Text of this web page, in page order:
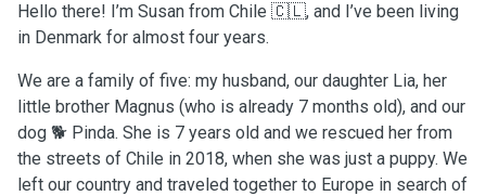
Hello there! I’m Susan from Chile 🇨🇱, and I’ve been living
in Denmark for almost four years.
We are a family of five: my husband, our daughter Lia, her
little brother Magnus (who is already 7 months old), and our
dog 🐕 Pinda. She is 7 years old and we rescued her from
the streets of Chile in 2018, when she was just a puppy. We
left our country and traveled together to Europe in search of